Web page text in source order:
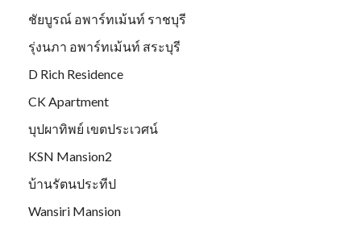
ชัยบูรณ์ อพาร์ทเม้นท์ ราชบุรี
รุ่งนภา อพาร์ทเม้นท์ สระบุรี
D Rich Residence
CK Apartment
บุปผาทิพย์ เขตประเวศน์
KSN Mansion2
บ้านรัตนประทีป
Wansiri Mansion